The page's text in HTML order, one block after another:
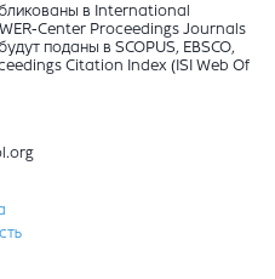
в International
Center Proceedings Journals
поданы в SCOPUS, EBSCO,
Citation Index (ISI Web Of